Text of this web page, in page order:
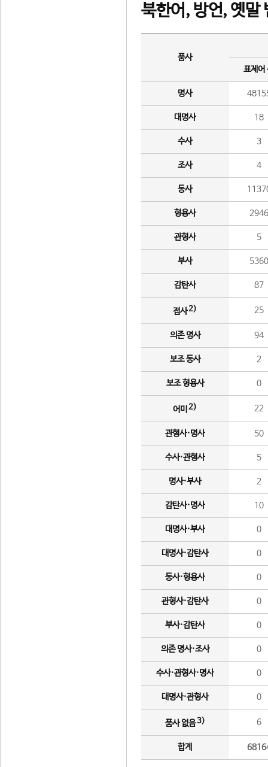
북한어, 방언, 옛말
품사
표제어
명사
대명사 18
수사 3
조사 4
동사
형용사 2946
관형사 5
부사 5360
감탄사 87
접사2) 25
의존 명사 94
보조 동사 2
보조 형용사 0
어미 2) 22
관형사·명사 50
수사·관형사 5
명사·부사 2
감탄사·명사 10
대명사·부사 0
대명사·감탄사 0
동사·형용사 0
관형사·감탄사 0
부사·감탄사 0
의존 명사·조사 0
수사·관형사·명사 0
대명사·관형사 0
품사 없음3) 6
합계